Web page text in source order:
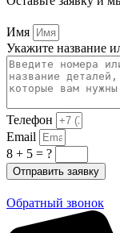
Имя
Укажите название
Телефон
Email
8 + 5 = ?
Отправить заявку
Обратный звонок